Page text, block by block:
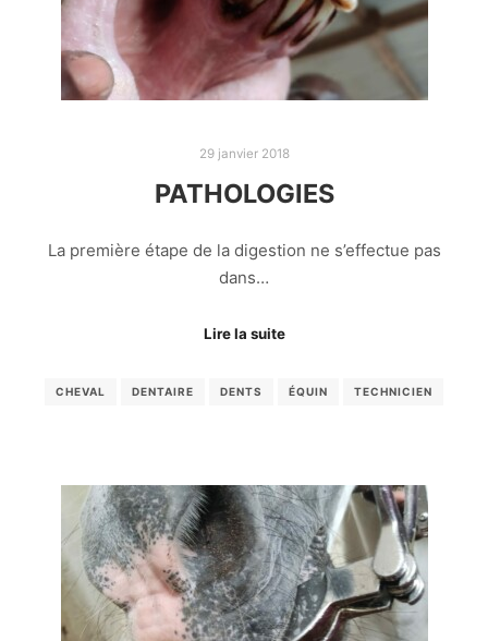
29 janvier 2018
PATHOLOGIES
La première étape de la digestion ne s’effectue pas
dans…
Lire la suite
CHEVAL DENTAIRE DENTS ÉQUIN TECHNICIEN